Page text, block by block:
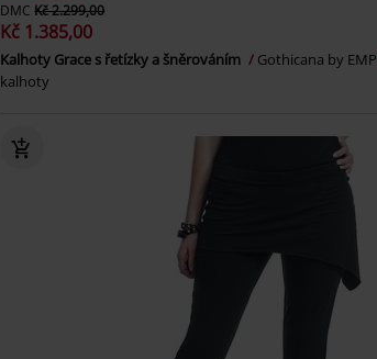
DMC Kč 2.299,00
Kč 1.385,00
Kalhoty Grace s řetízky a šněrováním Gothicana by EMP
kalhoty